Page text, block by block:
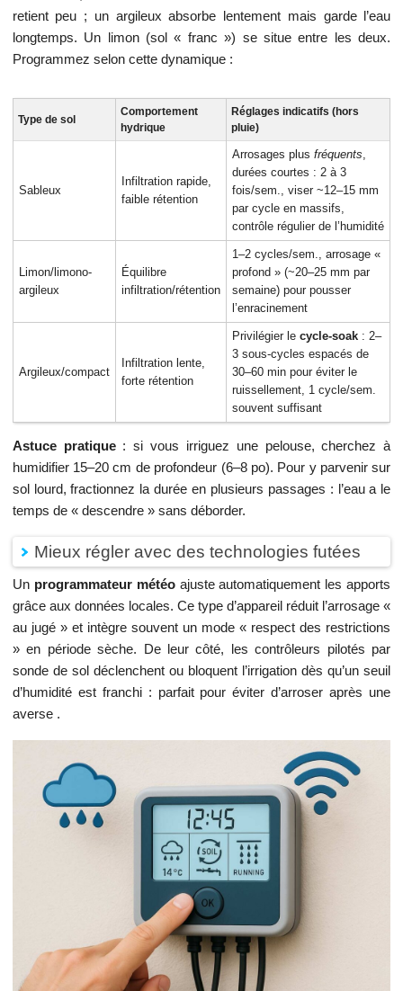
retient peu ; un argileux absorbe lentement mais garde l’eau
longtemps. Un limon (sol « franc ») se situe entre les deux.
Programmez selon cette dynamique :
Type de sol
Comportement
hydrique
Réglages indicatifs (hors
pluie)
Sableux
Infiltration rapide,
faible rétention
Arrosages plus fréquents,
durées courtes : 2 à 3
fois/sem., viser ~12–15 mm
par cycle en massifs,
contrôle régulier de l’humidité
Limon/limono-
argileux
Équilibre
infiltration/rétention
1–2 cycles/sem., arrosage «
profond » (~20–25 mm par
semaine) pour pousser
l’enracinement
Argileux/compact
Infiltration lente,
forte rétention
Privilégier le cycle-soak: 2–
3 sous-cycles espacés de
30–60 min pour éviter le
ruissellement, 1 cycle/sem.
souvent suffisant
Astuce pratique: si vous irriguez une pelouse, cherchez à
humidifier 15–20 cm de profondeur (6–8 po). Pour y parvenir sur
sol lourd, fractionnez la durée en plusieurs passages : l’eau a le
temps de « descendre » sans déborder.
Mieux régler avec des technologies futées
Un programmateur météoajuste automatiquement les apports
grâce aux données locales. Ce type d’appareil réduit l’arrosage «
au jugé » et intègre souvent un mode « respect des restrictions
» en période sèche. De leur côté, les contrôleurs pilotés par
sonde de sol déclenchent ou bloquent l’irrigation dès qu’un seuil
d’humidité est franchi : parfait pour éviter d’arroser après une
averse ️.